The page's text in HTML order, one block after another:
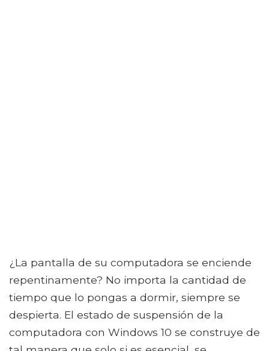
¿La pantalla de su computadora se enciende
repentinamente? No importa la cantidad de
tiempo que lo pongas a dormir, siempre se
despierta. El estado de suspensión de la
computadora con Windows 10 se construye de